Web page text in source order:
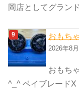
岡店としてグラン
おもち
2026年8
おもち
^_^ ベイブレードX